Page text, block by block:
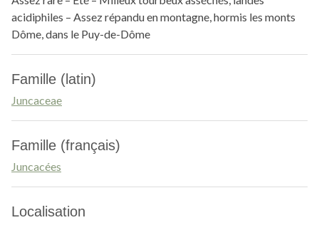
acidiphiles – Assez répandu en montagne, hormis les monts
Dôme, dans le Puy-de-Dôme
Famille (latin)
Juncaceae
Famille (français)
Juncacées
Localisation